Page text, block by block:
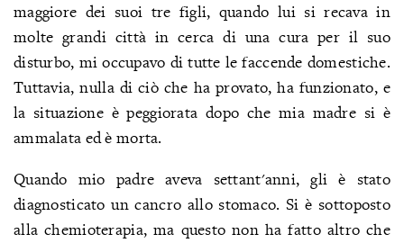
maggiore dei suoi tre figli, quando lui si recava in
molte grandi città in cerca di una cura per il suo
disturbo, mi occupavo di tutte le faccende domestiche.
Tuttavia, nulla di ciò che ha provato, ha funzionato, e
la situazione è peggiorata dopo che mia madre si è
ammalata ed è morta.
Quando mio padre aveva settant'anni, gli è stato
diagnosticato un cancro allo stomaco. Si è sottoposto
alla chemioterapia, ma questo non ha fatto altro che